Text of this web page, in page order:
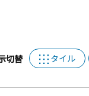
切替 タイル